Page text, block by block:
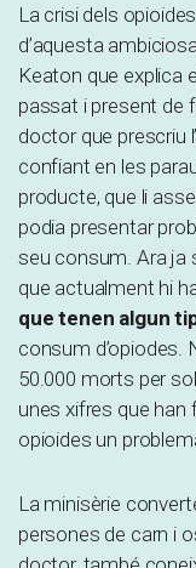
La crisi dels
d’aquesta
Keaton que explica
passat i present de
doctor que prescriu
confiant en les
producte, que li
podia presentar
seu consum. Ara ja
que actualment hi
que tenen algun
consum d’opiodes.
50.000 morts per
unes xifres que han
opioides un
La minisèrie
persones de carn i